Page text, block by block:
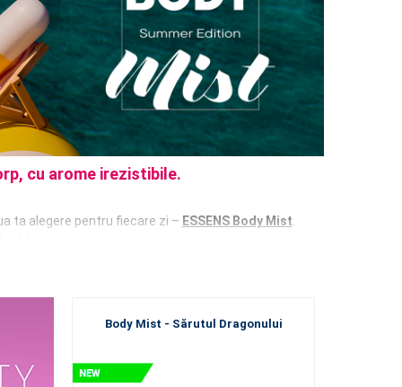
cu arome irezistibile.
ta alegere pentru fiecare zi – ESSENS Body Mist
calitate creează nu doar parfumuri deosebite, ci și
Body Mist - Sărutul Dragonului